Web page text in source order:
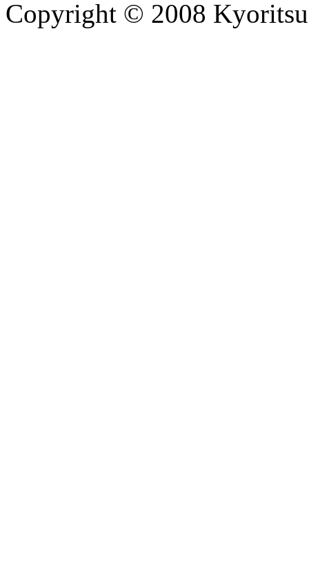
Copyright © 2008